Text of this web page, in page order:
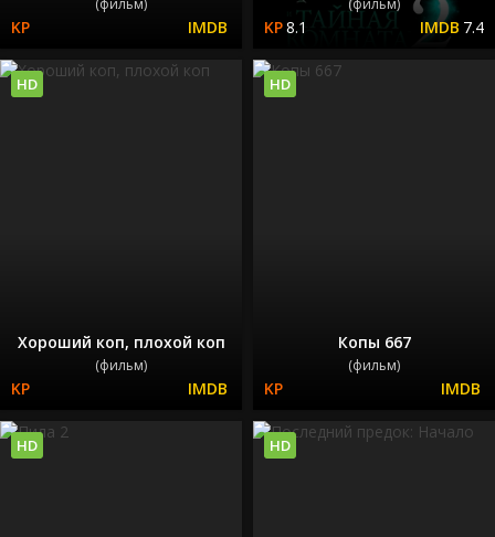
8.1 7.4
Хороший коп, плохой коп
(фильм)
HD
Копы 667
(фильм)
HD
HD HD